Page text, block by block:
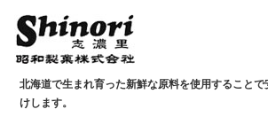
北海道で生まれ育った新鮮な原料を使用することで
けします。